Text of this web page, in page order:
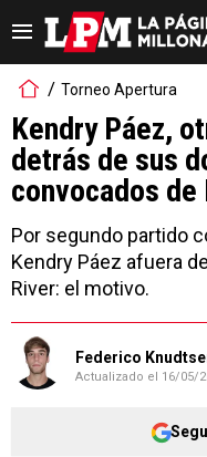
Torneo Apertura
Kendry Páez,
detrás de sus
convocados de
Por segundo partido
Kendry Páez afuera
River: el motivo.
Federico
Actualizado el 16/05/